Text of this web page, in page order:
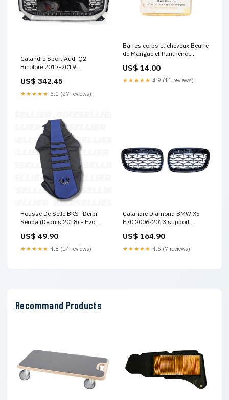
Calandre Sport Audi Q2
Bicolore 2017-2019
US$ 342.45
★★★★★ 5.0 (27 reviews)
Barres corps et cheveux Beurre
de Mangue et Panthénol
US$ 14.00
★★★★★ 4.9 (11 reviews)
Housse De Selle BKS -Derbi
Senda (Depuis 2018) - Evo
US$ 49.90
★★★★★ 4.8 (14 reviews)
Calandre Diamond BMW X5
E70 2006-2013 support
infrarouge
US$ 164.90
★★★★★ 4.5 (7 reviews)
Recommand Products